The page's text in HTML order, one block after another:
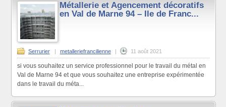
Métallerie et Agencement décoratifs
en Val de Marne 94 – Ile de Franc...
Serrurier | metalleriefrancilienne | 11 août 2021
si vous souhaitez un service professionnel pour le travail du métal en
Val de Marne 94 et que vous souhaitez une entreprise expérimentée
dans le travail du méta...